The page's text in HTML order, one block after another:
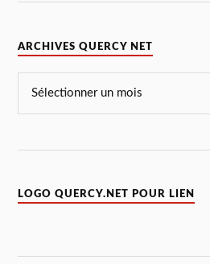
ARCHIVES QUERCY NET
LOGO QUERCY.NET POUR LIEN